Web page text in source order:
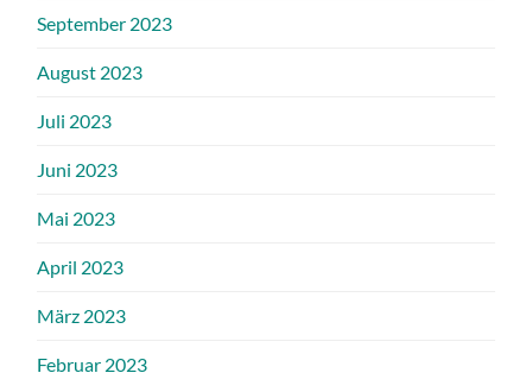
September 2023
August 2023
Juli 2023
Juni 2023
Mai 2023
April 2023
März 2023
Februar 2023